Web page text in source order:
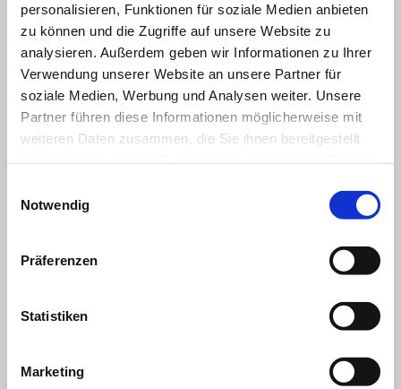
personalisieren, Funktionen für soziale Medien anbieten
zu können und die Zugriffe auf unsere Website zu
analysieren. Außerdem geben wir Informationen zu Ihrer
Verwendung unserer Website an unsere Partner für
soziale Medien, Werbung und Analysen weiter. Unsere
Partner führen diese Informationen möglicherweise mit
weiteren Daten zusammen, die Sie ihnen bereitgestellt
Notwendig
Präferenzen
Statistiken
Marketing
Zurück